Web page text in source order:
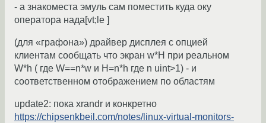
- а знакоместа эмуль сам поместить куда оку
оператора нада[vt;le ]
(для «графона») драйвер дисплея с опцией
клиентам сообщать что экран w*H при реальном
W*h ( где W==n*w и H=n*h где n uint>1) - и
соответственном отображением по областям
update2: пока xrandr и конкретно
https://chipsenkbeil.com/notes/linux-virtual-monitors-